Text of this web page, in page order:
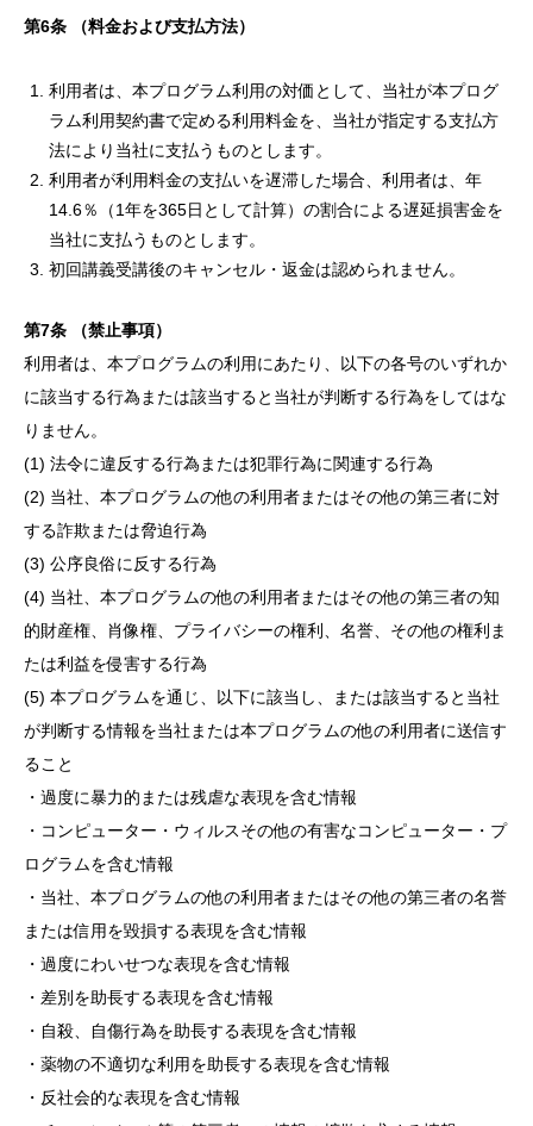
第6条 （料金および支払方法）
利用者は、本プログラム利用の対価として、当社が本プログ
ラム利用契約書で定める利用料金を、当社が指定する支払方
法により当社に支払うものとします。
利用者が利用料金の支払いを遅滞した場合、利用者は、年
14.6％（1年を365日として計算）の割合による遅延損害金を
当社に支払うものとします。
初回講義受講後のキャンセル・返金は認められません。
第7条
（禁止事項）
利用者は、本プログラムの利用にあたり、以下の各号のいずれか
に該当する行為または該当すると当社が判断する行為をしてはな
りません。
(1) 法令に違反する行為または犯罪行為に関連する行為
(2) 当社、本プログラムの他の利用者またはその他の第三者に対
する詐欺または脅迫行為
(3) 公序良俗に反する行為
(4) 当社、本プログラムの他の利用者またはその他の第三者の知
的財産権、肖像権、プライバシーの権利、名誉、その他の権利ま
たは利益を侵害する行為
(5) 本プログラムを通じ、以下に該当し、または該当すると当社
が判断する情報を当社または本プログラムの他の利用者に送信す
ること
・過度に暴力的または残虐な表現を含む情報
・コンピューター・ウィルスその他の有害なコンピューター・プ
ログラムを含む情報
・当社、本プログラムの他の利用者またはその他の第三者の名誉
または信用を毀損する表現を含む情報
・過度にわいせつな表現を含む情報
・差別を助長する表現を含む情報
・自殺、自傷行為を助長する表現を含む情報
・薬物の不適切な利用を助長する表現を含む情報
・反社会的な表現を含む情報